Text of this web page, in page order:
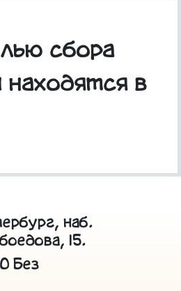
наб.
15.
Без
сбора
в